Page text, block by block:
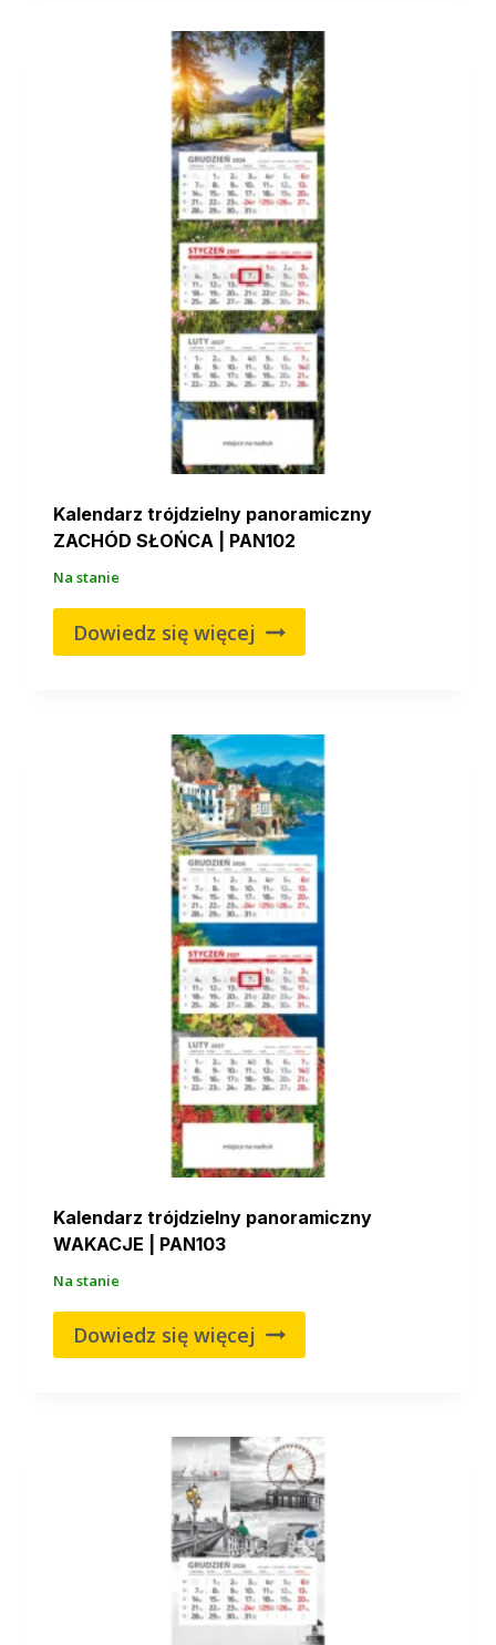
Kalendarz trójdzielny panoramiczny
ZACHÓD SŁOŃCA | PAN102
Na stanie
Dowiedz się więcej
Kalendarz trójdzielny panoramiczny
WAKACJE | PAN103
Na stanie
Dowiedz się więcej